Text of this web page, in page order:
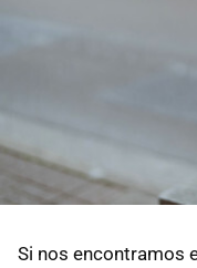
Si nos encontramos